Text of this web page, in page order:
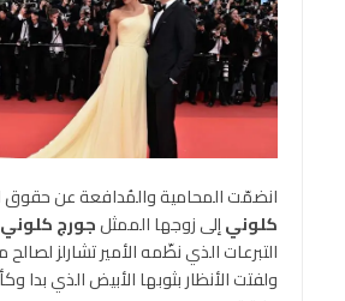
انضمّت المحامية والمُدافعة عن حقوق
كلونيإلى زوجها الممثلجورج كلوني
التبرعات الذي نظّمه الأمير تشارلز
ولفتت الأنظار بثوبها الأبيض الذي بدا